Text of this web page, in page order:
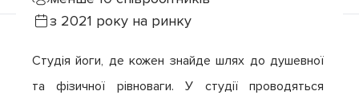
з 2021 року на ринку
Студія йоги, де кожен знайде шлях до душевної
та фізичної рівноваги. У студії проводяться